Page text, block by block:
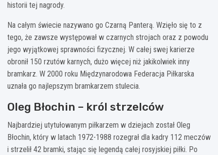
historii tej nagrody.
Na całym świecie nazywano go Czarną Panterą. Wzięło się to z
tego, że zawsze występował w czarnych strojach oraz z powodu
jego wyjątkowej sprawności fizycznej. W całej swej karierze
obronił 150 rzutów karnych, dużo więcej niż jakikolwiek inny
bramkarz. W 2000 roku Międzynarodowa Federacja Piłkarska
uznała go najlepszym bramkarzem stulecia.
Oleg Błochin – król strzelców
Najbardziej utytułowanym piłkarzem w dziejach został Oleg
Błochin, który w latach 1972-1988 rozegrał dla kadry 112 meczów
i strzelił 42 bramki, stając się legendą całej rosyjskiej piłki. Po